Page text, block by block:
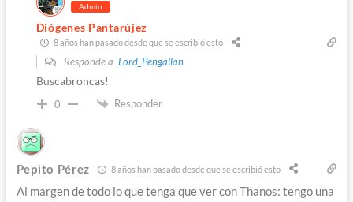
Admin
Diógenes Pantarújez
8 años han pasado desde que se escribió esto
Responde a Lord_Pengallan
Buscabroncas!
0 Responder
Pepito Pérez 8 años han pasado desde que se escribió esto
Al margen de todo lo que tenga que ver con Thanos: tengo una